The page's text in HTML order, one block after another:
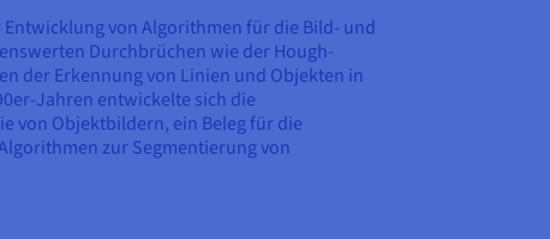
von Algorithmen für die Bild- und
Durchbrüchen wie der Hough-
der Erkennung von Linien und Objekten in
Jahren entwickelte sich die
von Objektbildern, ein Beleg für die
zur Segmentierung von